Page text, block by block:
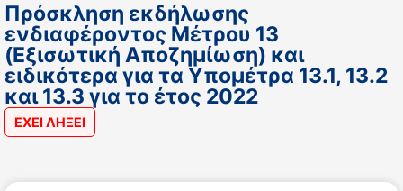
Πρόσκληση εκδήλωσης
ενδιαφέροντος Μέτρου 13
(Εξισωτική Αποζημίωση) και
ειδικότερα για τα Υπομέτρα 13.1, 13.2
και 13.3 για το έτος 2022
ΕΧΕΙ ΛΗΞΕΙ